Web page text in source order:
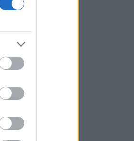
Κρασνοντάρ ύστερα από ουκρανική
επίθεση με drones
Τουρνάς: Το ΠΣ αντιμετώπισε
Ισραηλινά ΜΜΕ: Σε κρίσιμη κατάσταση
Σύντομα μπορεί να είναι νεκρός
Marfin: Επιμένει ο δικηγόρος της
ίδια εξέταση είχε γίνει και το 2022»